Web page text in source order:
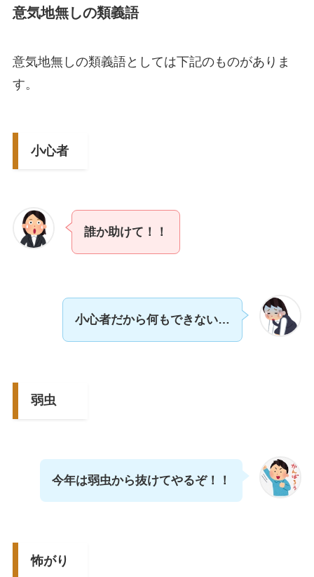
意気地無しの類義語
意気地無しの類義語としては下記のものがありま
す。
小心者
誰か助けて！！
小心者だから何もできない…
弱虫
今年は弱虫から抜けてやるぞ！！
怖がり